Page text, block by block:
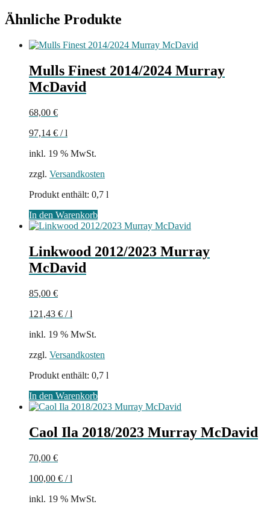
Ähnliche Produkte
Mulls Finest 2014/2024 Murray
McDavid
68,00 €
97,14 € /l
inkl. 19 % MwSt.
zzgl. Versandkosten
Produkt enthält: 0,7 l
In den Warenkorb
Linkwood 2012/2023 Murray
McDavid
85,00 €
121,43 € /l
inkl. 19 % MwSt.
zzgl. Versandkosten
Produkt enthält: 0,7 l
In den Warenkorb
Caol Ila 2018/2023 Murray McDavid
70,00 €
100,00 € /l
inkl. 19 % MwSt.